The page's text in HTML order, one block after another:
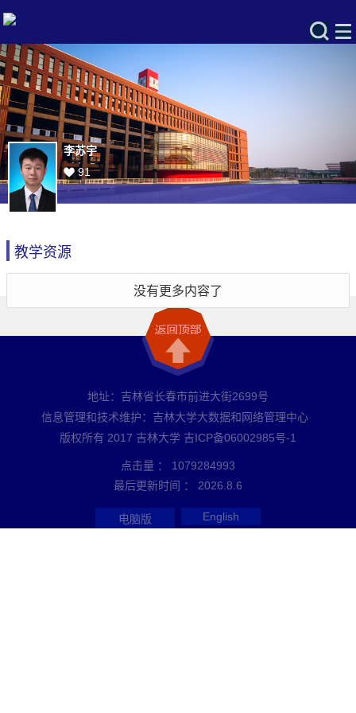
李苏宇
91
教学资源
没有更多内容了
地址：吉林省长春市前进大街2699号
信息管理和技术维护：吉林大学大数据和网络管理中心
版权所有 2017 吉林大学 吉ICP备06002985号-1
点击量 ： 1079284993
最后更新时间 ： 2026 8 6
电脑版 English